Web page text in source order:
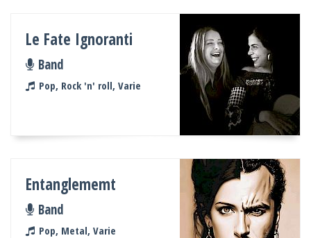
Le Fate Ignoranti
Band
Pop, Rock 'n' roll, Varie
Entanglememt
Band
Pop, Metal, Varie